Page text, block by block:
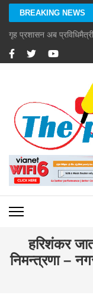
Skip
content
(Press
Enter)
BREAKING NEWS
गृह प्रशासन अब
हरिशंकर
निमन्त्रणा –